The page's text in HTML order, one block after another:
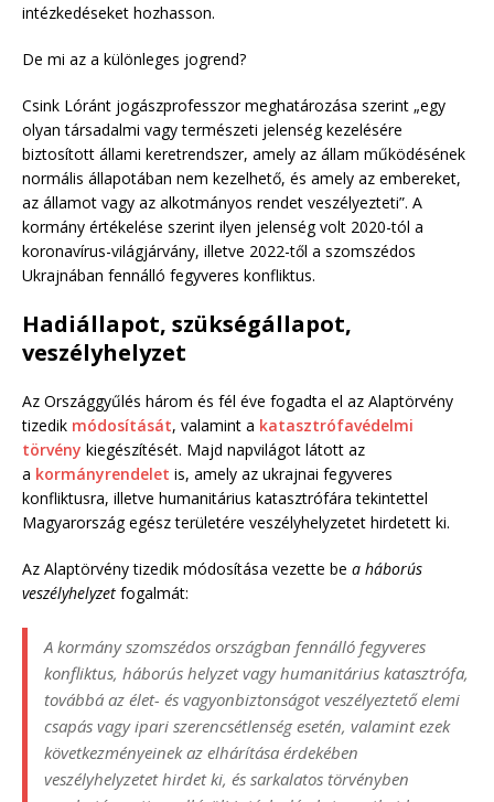
intézkedéseket hozhasson.
De mi az a különleges jogrend?
Csink Lóránt jogászprofesszor meghatározása szerint „egy
olyan társadalmi vagy természeti jelenség kezelésére
biztosított állami keretrendszer, amely az állam működésének
normális állapotában nem kezelhető, és amely az embereket,
az államot vagy az alkotmányos rendet veszélyezteti”. A
kormány értékelése szerint ilyen jelenség volt 2020-tól a
koronavírus-világjárvány, illetve 2022-től a szomszédos
Ukrajnában fennálló fegyveres konfliktus.
Hadiállapot, szükségállapot,
veszélyhelyzet
Az Országgyűlés három és fél éve fogadta el az Alaptörvény
tizedik módosítását, valamint a katasztrófavédelmi
törvény kiegészítését. Majd napvilágot látott az
a kormányrendelet is, amely az ukrajnai fegyveres
konfliktusra, illetve humanitárius katasztrófára tekintettel
Magyarország egész területére veszélyhelyzetet hirdetett ki.
Az Alaptörvény tizedik módosítása vezette be a háborús
veszélyhelyzet fogalmát:
A kormány szomszédos országban fennálló fegyveres
konfliktus, háborús helyzet vagy humanitárius katasztrófa,
továbbá az élet- és vagyonbiztonságot veszélyeztető elemi
csapás vagy ipari szerencsétlenség esetén, valamint ezek
következményeinek az elhárítása érdekében
veszélyhelyzetet hirdet ki, és sarkalatos törvényben